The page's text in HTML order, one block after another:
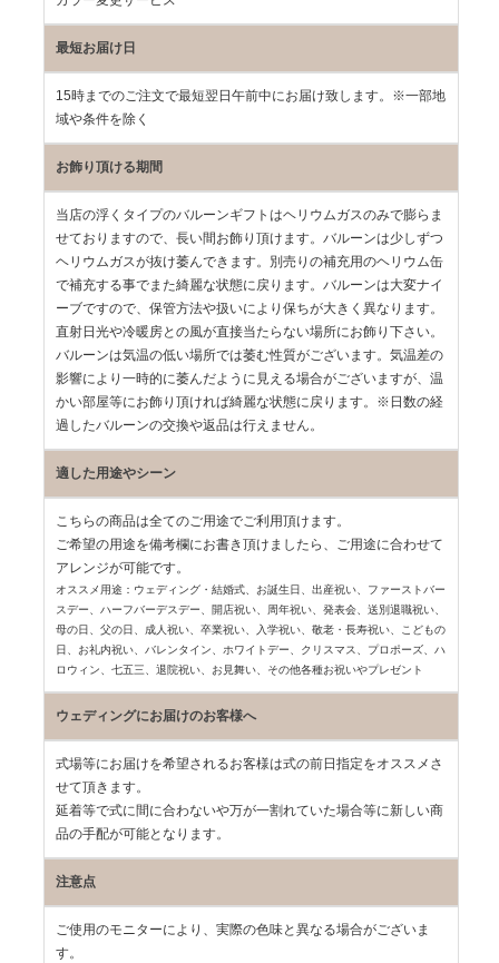
最短お届け日
15時までのご注文で最短翌日午前中にお届け致します。※一部地
域や条件を除く
お飾り頂ける期間
当店の浮くタイプのバルーンギフトはヘリウムガスのみで膨らま
せておりますので、長い間お飾り頂けます。バルーンは少しずつ
ヘリウムガスが抜け萎んできます。別売りの補充用のヘリウム缶
で補充する事でまた綺麗な状態に戻ります。バルーンは大変ナイ
ーブですので、保管方法や扱いにより保ちが大きく異なります。
直射日光や冷暖房との風が直接当たらない場所にお飾り下さい。
バルーンは気温の低い場所では萎む性質がございます。気温差の
影響により一時的に萎んだように見える場合がございますが、温
かい部屋等にお飾り頂ければ綺麗な状態に戻ります。※日数の経
過したバルーンの交換や返品は行えません。
適した用途やシーン
こちらの商品は全てのご用途でご利用頂けます。
ご希望の用途を備考欄にお書き頂けましたら、ご用途に合わせて
アレンジが可能です。
オススメ用途：ウェディング・結婚式、お誕生日、出産祝い、ファーストバー
スデー、ハーフバーデスデー、開店祝い、周年祝い、発表会、送別退職祝い、
母の日、父の日、 成人祝い、卒業祝い、入学祝い、敬老・長寿祝い、こどもの
日、お礼内祝い、 バレンタイン、ホワイトデー、クリスマス、プロポーズ、ハ
ロウィン、七五三、退院祝い、お見舞い、その他各種お祝いやプレゼント
ウェディングにお届けのお客様へ
式場等にお届けを希望されるお客様は式の前日指定をオススメさ
せて頂きます。
延着等で式に間に合わないや万が一割れていた場合等に新しい商
品の手配が可能となります。
注意点
ご使用のモニターにより、実際の色味と異なる場合がございま
す。